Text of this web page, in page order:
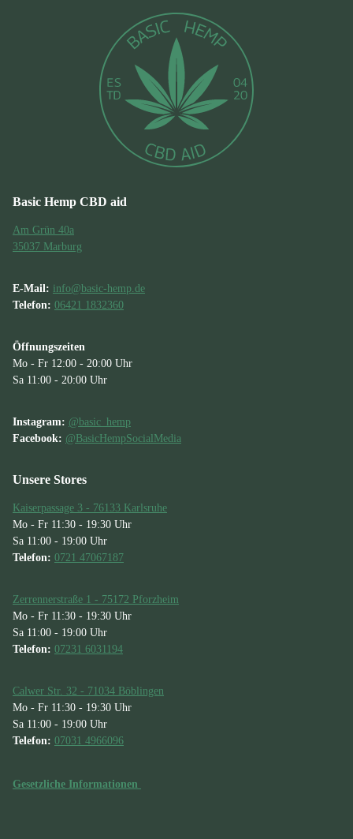
Basic Hemp CBD aid
Am Grün 40a
35037 Marburg
E-Mail: info@basic-hemp.de
Telefon: 06421 1832360
Öffnungszeiten
Mo - Fr 12:00 - 20:00 Uhr
Sa 11:00 - 20:00 Uhr
Instagram: @basic_hemp
Facebook: @BasicHempSocialMedia
Unsere Stores
Kaiserpassage 3 - 76133 Karlsruhe
Mo - Fr 11:30 - 19:30 Uhr
Sa 11:00 - 19:00 Uhr
Telefon: 0721 47067187
Zerrennerstraße 1 - 75172 Pforzheim
Mo - Fr 11:30 - 19:30 Uhr
Sa 11:00 - 19:00 Uhr
Telefon: 07231 6031194
Calwer Str. 32 - 71034 Böblingen
Mo - Fr 11:30 - 19:30 Uhr
Sa 11:00 - 19:00 Uhr
Telefon: 07031 4966096
Gesetzliche Informationen